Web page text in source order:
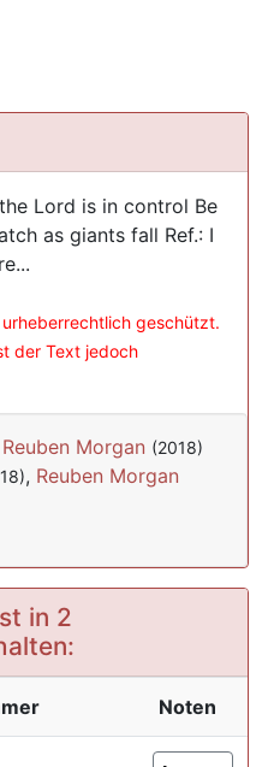
Lord is in control Be
as giants fall Ref.: I
geschützt.
der Text jedoch
Reuben Morgan (2018)
, Reuben Morgan
in 2
Noten